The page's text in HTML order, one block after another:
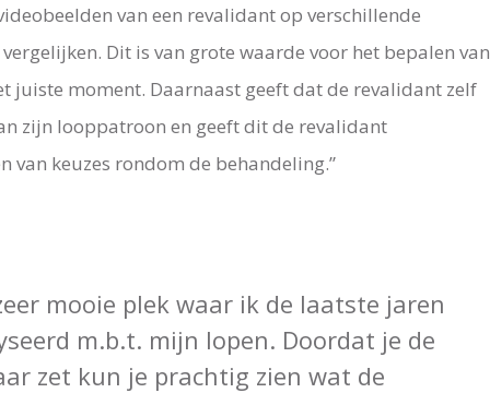
van een revalidant op verschillende
Dit is van grote waarde voor het bepalen van
juiste moment. Daarnaast geeft dat de revalidant zelf
zijn looppatroon en geeft dit de revalidant
van keuzes rondom de behandeling.”
mooie plek waar ik de laatste jaren
m.b.t. mijn lopen. Doordat je de
zet kun je prachtig zien wat de